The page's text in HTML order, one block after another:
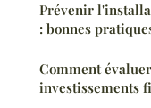
Prévenir
: bonnes
Comment
investissements